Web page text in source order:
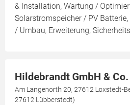
& Installation, Wartung /
Solarstromspeicher / PV Batterie,
/ Umbau, Erweiterung,
Hildebrandt GmbH & Co.
Am Langenorth 20, 27612 Loxstedt-
27612 Lübberstedt)